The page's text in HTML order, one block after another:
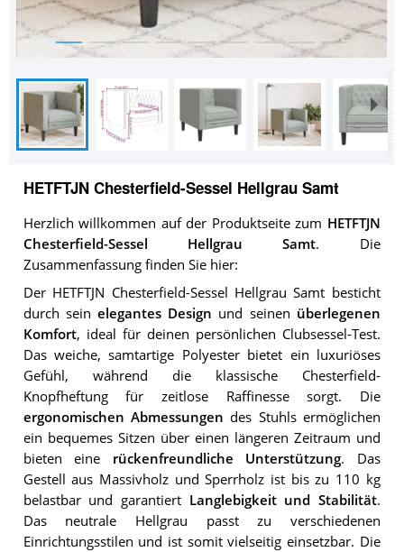
HETFTJN Chesterfield-Sessel Hellgrau Samt
Herzlich willkommen auf der Produktseite zum HETFTJN
Chesterfield-Sessel Hellgrau Samt. Die
Zusammenfassung finden Sie hier:
Der HETFTJN Chesterfield-Sessel Hellgrau Samt besticht
durch seinelegantes Design und seinen überlegenen
Komfort, ideal für deinen persönlichen Clubsessel-Test.
Das weiche, samtartige Polyester bietet ein luxuriöses
Gefühl, während die klassische Chesterfield-
Knopfheftung für zeitlose Raffinesse sorgt. Die
ergonomischen Abmessungen des Stuhls ermöglichen
ein bequemes Sitzen über einen längeren Zeitraum und
bieten eine rückenfreundliche Unterstützung. Das
Gestell aus Massivholz und Sperrholz ist bis zu 110 kg
belastbar und garantiert Langlebigkeit und Stabilität.
Das neutrale Hellgrau passt zu verschiedenen
Einrichtungsstilen und ist somit vielseitig einsetzbar. Die